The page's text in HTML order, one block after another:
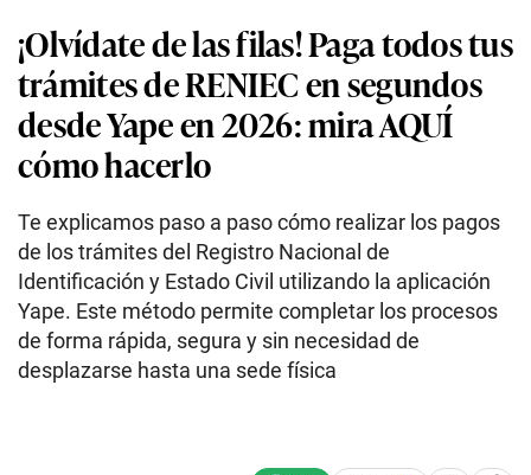
¡Olvídate de las filas! Paga todos tus
trámites de RENIEC en segundos
desde Yape en 2026: mira AQUÍ
cómo hacerlo
Te explicamos paso a paso cómo realizar los pagos
de los trámites del Registro Nacional de
Identificación y Estado Civil utilizando la aplicación
Yape. Este método permite completar los procesos
de forma rápida, segura y sin necesidad de
desplazarse hasta una sede física